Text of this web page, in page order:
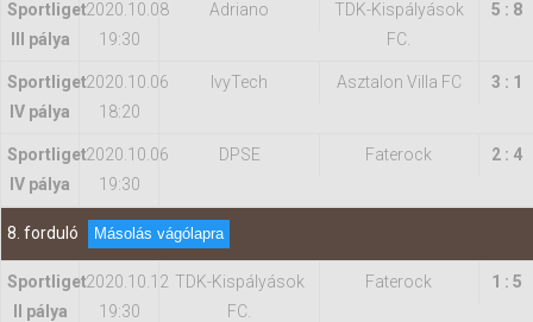
Sportliget
III pálya
2020.10.08
19:30
Adriano
TDK-Kispályások
FC.
5 : 8
Sportliget
IV pálya
2020.10.06
18:20
IvyTech Asztalon Villa FC 3 : 1
Sportliget
IV pálya
2020.10.06
19:30
DPSE Faterock 2 : 4
8. forduló Másolás vágólapra
Sportliget
II pálya
2020.10.12
19:30
TDK-Kispályások
FC.
Faterock 1 : 5